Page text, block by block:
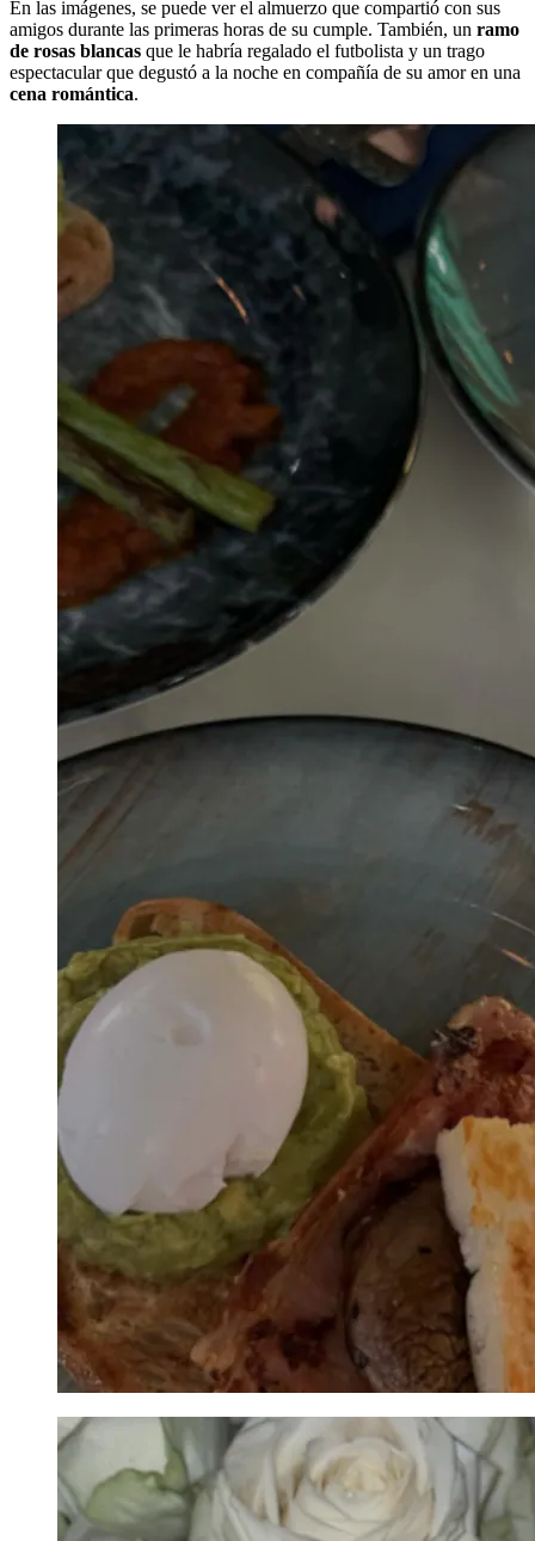
En las imágenes, se puede ver el almuerzo que compartió con sus
amigos durante las primeras horas de su cumple. También, un ramo
de rosas blancas que le habría regalado el futbolista y un trago
espectacular que degustó a la noche en compañía de su amor en una
cena romántica.